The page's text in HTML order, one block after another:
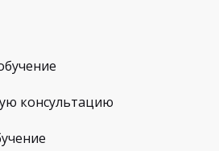
консультацию